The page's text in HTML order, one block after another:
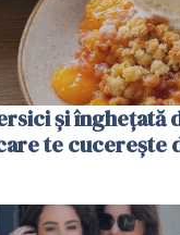
și înghețată
te cucerește